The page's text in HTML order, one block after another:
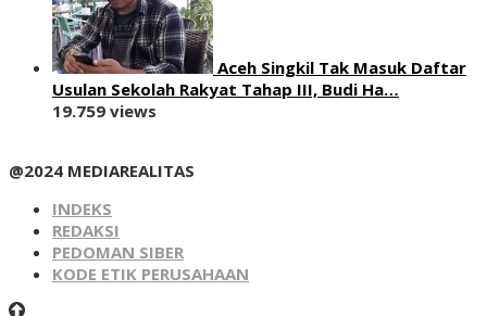
Aceh Singkil Tak Masuk Daftar
Usulan Sekolah Rakyat Tahap III, Budi Ha…
19.759 views
@2024 MEDIAREALITAS
INDEKS
REDAKSI
PEDOMAN SIBER
KODE ETIK PERUSAHAAN